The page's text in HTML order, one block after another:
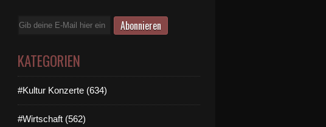
E-
KATEGORIEN
#Kultur Konzerte (634)
#Wirtschaft (562)